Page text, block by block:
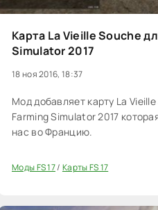
Карта La Vieille Souche
Simulator 2017
18 ноя 2016, 18:37
Мод добавляет карту La
Farming Simulator 2017
нас во Францию.
Моды FS 17/ Карты FS 17